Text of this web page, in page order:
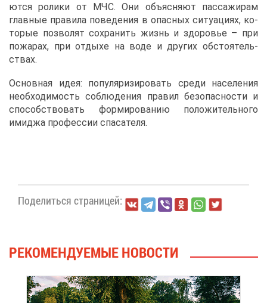
ют­ся ро­ли­ки от МЧС. Они объ­яс­ня­ют пас­са­жи­рам
глав­ные пра­ви­ла по­ве­де­ния в опас­ных си­ту­а­ци­ях, ко­
то­рые поз­во­лят со­хра­нить жизнь и здо­ро­вье – при
по­жа­рах, при от­ды­хе на во­де и дру­гих об­сто­я­тель­
ствах.
Ос­нов­ная идея: по­пу­ля­ри­зи­ро­вать сре­ди на­се­ле­ния
необ­хо­ди­мость со­блю­де­ния пра­вил без­опас­но­сти и
спо­соб­ство­вать фор­ми­ро­ва­нию по­ло­жи­тель­но­го
ими­джа про­фес­сии спа­са­те­ля.
По­де­лить­ся стра­ни­цей:
РЕ­КО­МЕН­ДУ­Е­МЫЕ НО­ВО­СТИ